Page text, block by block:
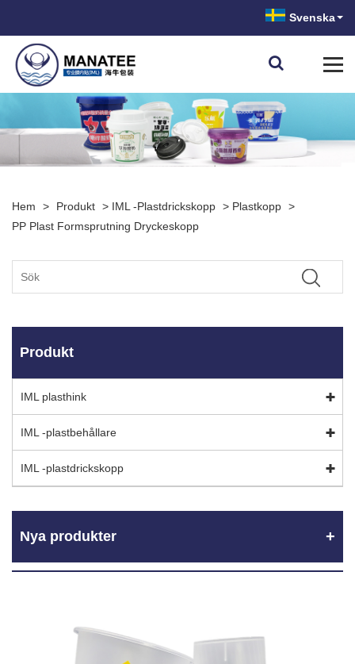
Svenska
Hem > Produkt > IML -plastdrickskopp > Plastkopp >
PP Plast Formsprutning Dryckeskopp
Produkt
IML plasthink
IML -plastbehållare
IML -plastdrickskopp
Nya produkter